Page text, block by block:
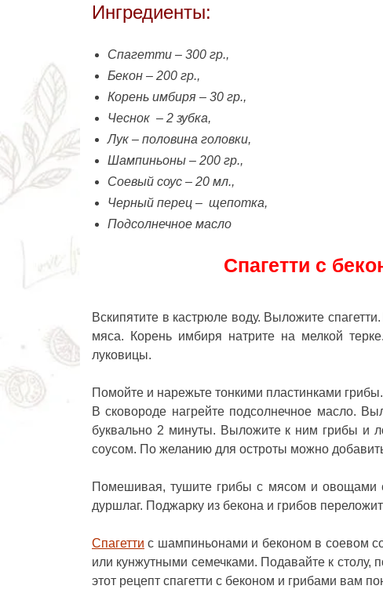
Ингредиенты:
Спагетти – 300 гр.,
Бекон – 200 гр.,
Корень имбиря – 30 гр.,
Чеснок – 2 зубка,
Лук – половина головки,
Шампиньоны – 200 гр.,
Соевый соус – 20 мл.,
Черный перец – щепотка,
Подсолнечное масло
Спагетти с
Вскипятите в кастрюле воду. Выложите
мяса. Корень имбиря натрите на мелкой
луковицы.
Помойте и нарежьте тонкими пластинками
В сковороде нагрейте подсолнечное масло.
буквально 2 минуты. Выложите к ним грибы и
соусом. По желанию для остроты можно
Помешивая, тушите грибы с мясом и овощами
дуршлаг. Поджарку из бекона и грибов
Спагетти с шампиньонами и беконом в соевом
или кунжутными семечками. Подавайте к столу,
этот рецепт спагетти с беконом и грибами вам